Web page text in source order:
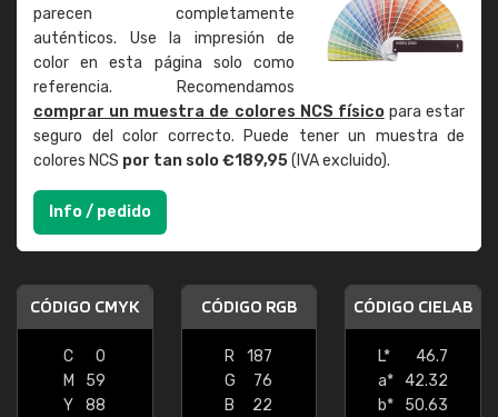
parecen completamente
auténticos. Use la impresión de
color en esta página solo como
referencia. Recomendamos
comprar un muestra de colores NCS físicopara estar
seguro del color correcto. Puede tener un muestra de
colores NCS por tan solo €189,95(IVA excluido).
Info / pedido
CÓDIGO CMYK
C
0
M
59
Y
88
CÓDIGO RGB
R
187
G
76
B
22
CÓDIGO CIELAB
L*
46.7
a*
42.32
b*
50.63